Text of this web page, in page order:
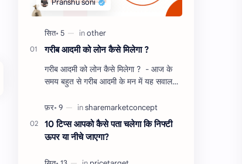
गरीब आदमी को लोन कैसे मिलेगा ?
गरीब आदमी को लोन कैसे मिलेगा ? - आज के
समय बहुत से गरीब आदमी के मन में यह सवाल
को लोन कैसे मिलता है ?…
10 टिप्स आपको कैसे पता चलेगा कि निफ्टी
ऊपर या नीचे जाएगा?